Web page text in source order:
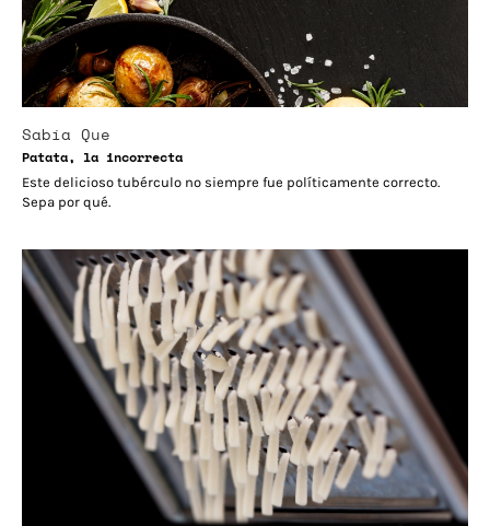
Sabía Que
Patata, la incorrecta
Este delicioso tubérculo no siempre fue políticamente correcto.
Sepa por qué.